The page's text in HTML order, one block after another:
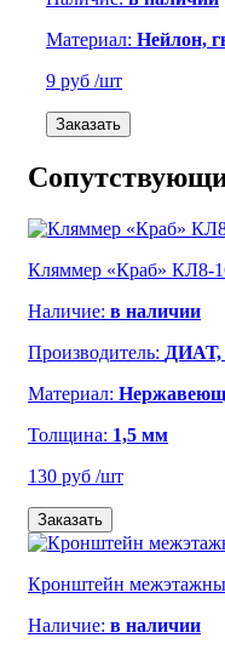
Материал: Нейлон,
9 руб /шт
Заказать
Кляммер «Краб» КЛ8-
Наличие: в наличии
Производитель: ДИАТ,
Материал:
Толщина: 1,5 мм
130 руб /шт
Заказать
Кронштейн
Наличие: в наличии